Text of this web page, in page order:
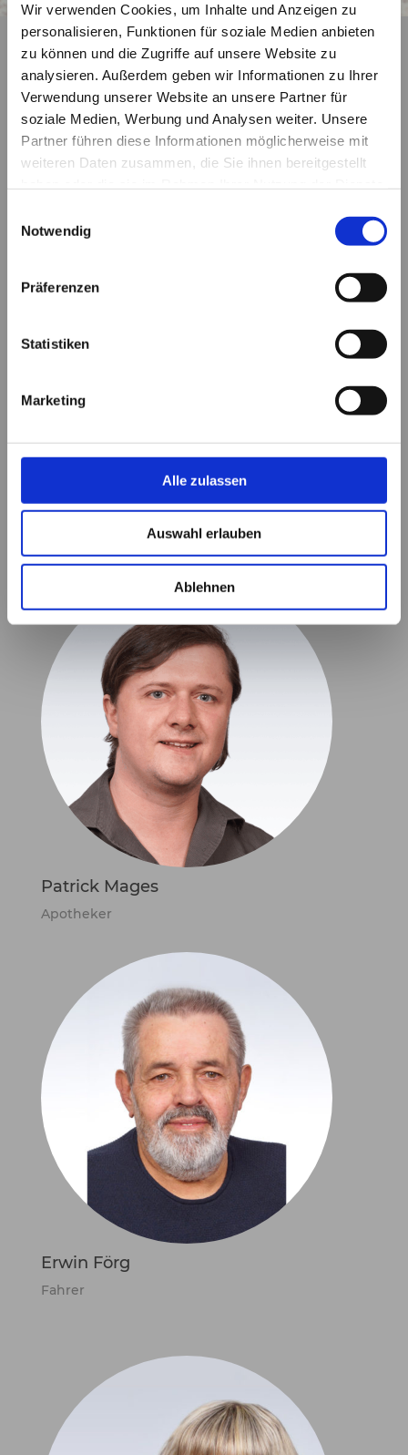
Wir verwenden Cookies, um Inhalte und Anzeigen zu
personalisieren, Funktionen für soziale Medien anbieten
zu können und die Zugriffe auf unsere Website zu
analysieren. Außerdem geben wir Informationen zu Ihrer
Verwendung unserer Website an unsere Partner für
soziale Medien, Werbung und Analysen weiter. Unsere
Partner führen diese Informationen möglicherweise mit
weiteren Daten zusammen, die Sie ihnen bereitgestellt
Notwendig
Präferenzen
Statistiken
Marketing
Alle zulassen
Auswahl erlauben
Ablehnen
Unser Team
Ruth Frankemöller, geb. Kamm
Apothekerin und Inhaberin der Marien-
Patrick Mages
Apotheker
Erwin Förg
Fahrer